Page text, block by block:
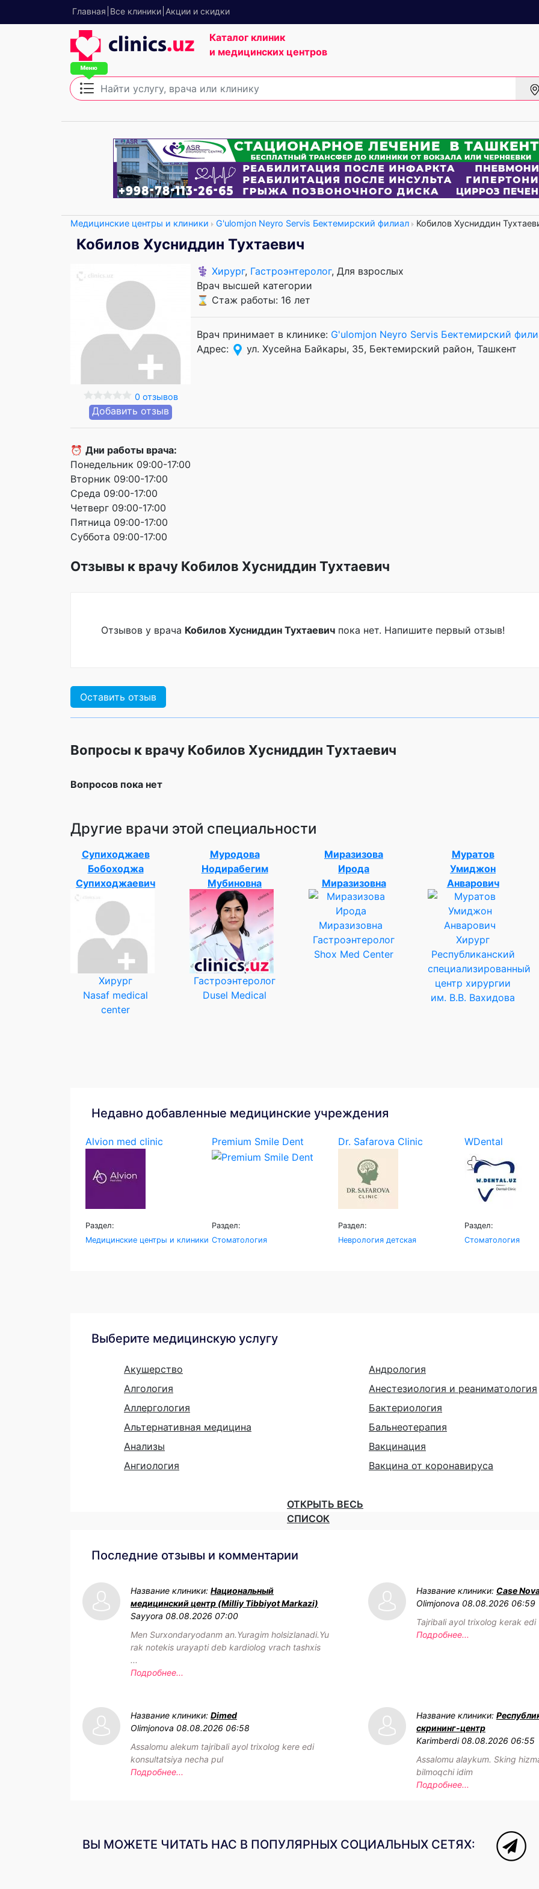
Главная Все клиники Акции и скидки
Каталог клиник
и медицинских центров
Медицинские центры и клиники G'ulomjon Neyro Servis Бектемирский филиал Кобилов Хусниддин
Кобилов Хусниддин Тухтаевич
0 отзывов
Добавить отзыв
⚕️ Хирург, Гастроэнтеролог, Для взрослых
Врач высшей категории
⌛ Стаж работы: 16 лет
Врач принимает в клинике: G'ulomjon Neyro Servis Бектемирский
Адрес:
ул. Хусейна Байкары, 35, Бектемирский район, Ташкент
⏰ Дни работы врача:
Понедельник 09:00-17:00
Вторник 09:00-17:00
Среда 09:00-17:00
Четверг 09:00-17:00
Пятница 09:00-17:00
Суббота 09:00-17:00
Отзывы к врачу Кобилов Хусниддин Тухтаевич
Отзывов у врача Кобилов Хусниддин Тухтаевич пока нет. Напишите первый отзыв!
Оставить отзыв
Вопросы к врачу Кобилов Хусниддин Тухтаевич
Вопросов пока нет
Другие врачи этой специальности
Супиходжаев
Бобоходжа
Супиходжаевич
Хирург
Nasaf medical
center
Муродова
Нодирабегим
Мубиновна
Гастроэнтеролог
Dusel Medical
Миразизова
Ирода
Миразизовна
Гастроэнтеролог
Shox Med Center
Муратов
Умиджон
Анварович
Хирург
Республиканский
специализированный
центр хирургии
им. В.В. Вахидова
Недавно добавленные медицинские учреждения
Alvion med clinic
Раздел:
Медицинские центры и клиники
Premium Smile Dent
Раздел:
Стоматология
Dr. Safarova Clinic
Раздел:
Неврология детская
WDental
Раздел:
Стоматология
Выберите медицинскую услугу
Акушерство
Алгология
Аллергология
Альтернативная медицина
Анализы
Ангиология
Андрология
Анестезиология и реаниматология
Бактериология
Бальнеотерапия
Вакцинация
Вакцина от коронавируса
ОТКРЫТЬ ВЕСЬ
СПИСОК
Последние отзывы и комментарии
Название клиники: Национальный
медицинский центр (Milliy Tibbiyot Markazi)
Sayyora 08.08.2026 07:00
Men Surxondaryodanm an.Yuragim holsizlanadi.Yu
rak notekis urayapti deb kardiolog vrach tashxis
...
Подробнее...
Название клиники: Case
Olimjonova 08.08.2026 06:59
Tajribali ayol trixolog kerak edi
Подробнее...
Название клиники: Dimed
Olimjonova 08.08.2026 06:58
Assalomu alekum tajribali ayol trixolog kere edi
konsultatsiya necha pul
Подробнее...
Название клиники:
скрининг-центр
Karimberdi 08.08.2026 06:55
Assalomu alaykum. Sking
bilmoqchi idim
Подробнее...
ВЫ МОЖЕТЕ ЧИТАТЬ НАС В ПОПУЛЯРНЫХ СОЦИАЛЬНЫХ СЕТЯХ: